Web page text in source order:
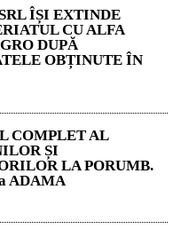
ÎȘI EXTINDE
CU ALFA
DUPĂ
OBȚINUTE ÎN
COMPLET AL
ȘI
LA PORUMB.
ADAMA